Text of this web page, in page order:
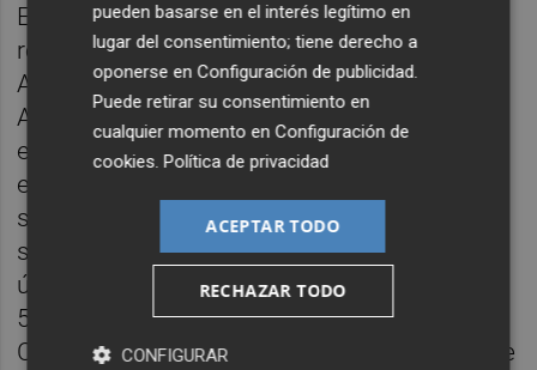
En cuanto a las muertes, Sanidad ha
registrado ya 9.241 fallecimientos en
Andalucía (27 en la última semana); en
Aragón 3.357 (20 en los últimos siete días);
en Asturias 1.903 (12 en la última semana);
en Baleares 777 (ninguno en los últimos
siete días); en Canarias 685 (15 en una
semana); en Cantabria 544 (dos en los
últimos siete días); en Castilla-La Mancha
5.761 (ocho en la última semana); y en
Castilla y León 6.638 (15 en los últimos siete
pueden basarse en el interés legítimo en
lugar del consentimiento; tiene derecho a
oponerse enConfiguración de publicidad.
Puede retirar su consentimiento en
cualquier momento enConfiguración de
cookies.Política de privacidad
ACEPTAR TODO
RECHAZAR TODO
CONFIGURAR